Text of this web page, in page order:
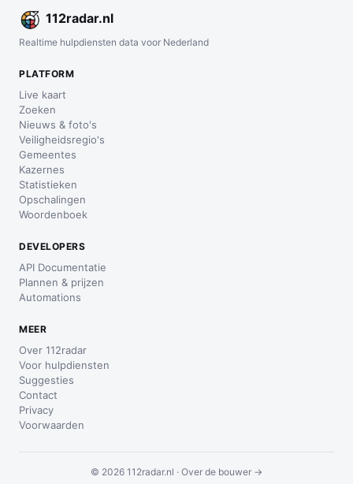
112radar.nl
Realtime hulpdiensten data voor Nederland
PLATFORM
Live kaart
Zoeken
Nieuws & foto's
Veiligheidsregio's
Gemeentes
Kazernes
Statistieken
Opschalingen
Woordenboek
DEVELOPERS
API Documentatie
Plannen & prijzen
Automations
MEER
Over 112radar
Voor hulpdiensten
Suggesties
Contact
Privacy
Voorwaarden
© 2026 112radar.nl · Over de bouwer →